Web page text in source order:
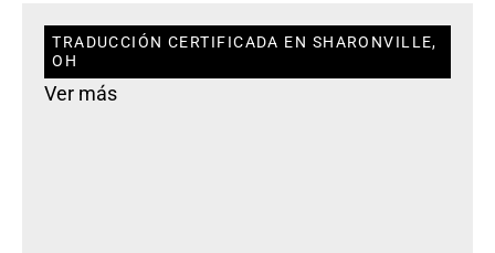
TRADUCCIÓN CERTIFICADA EN SHARONVILLE,
OH
Ver más